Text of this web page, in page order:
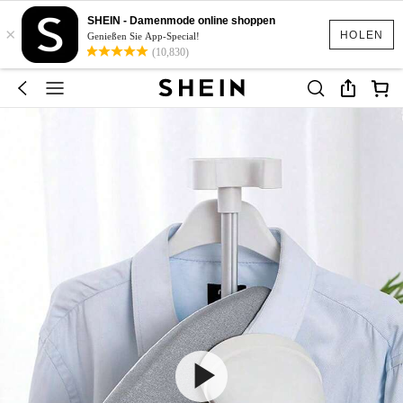
HOLEN
×
SHEIN - Damenmode online shoppen
Genießen Sie App-Special!
(10,830)